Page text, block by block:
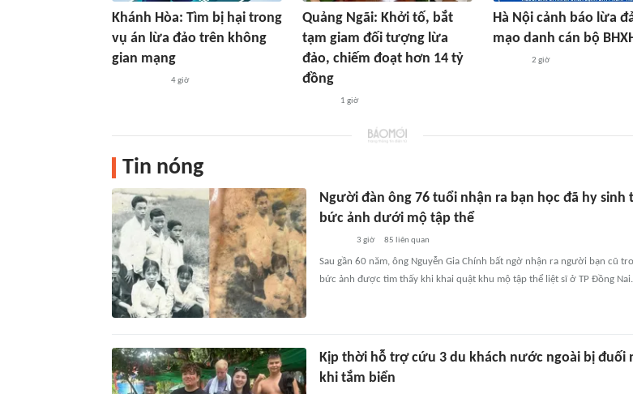
Khánh Hòa: Tìm bị hại trong
vụ án lừa đảo trên không
gian mạng
4 giờ
Quảng Ngãi: Khởi tố, bắt
tạm giam đối tượng lừa
đảo, chiếm đoạt hơn 14 tỷ
đồng
1 giờ
Hà Nội cảnh báo lừa
mạo danh cán bộ
2 giờ
Tin nóng
Người đàn ông 76 tuổi nhận ra bạn học đã hy sinh
bức ảnh dưới mộ tập thể
3 giờ 85 liên quan
Sau gần 60 năm, ông Nguyễn Gia Chính bất ngờ nhận ra người bạn cũ
bức ảnh được tìm thấy khi khai quật khu mộ tập thể liệt sĩ ở TP Đồng Nai.
Kịp thời hỗ trợ cứu 3 du khách nước ngoài bị đuối
khi tắm biển